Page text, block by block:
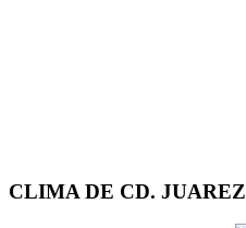
CLIMA DE CD. JUAREZ